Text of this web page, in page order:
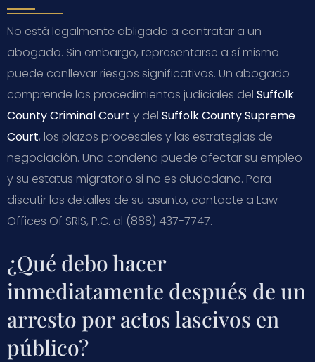
No está legalmente obligado a contratar a un
abogado. Sin embargo, representarse a sí mismo
puede conllevar riesgos significativos. Un abogado
comprende los procedimientos judiciales del Suffolk
County Criminal Court y del Suffolk County Supreme
Court, los plazos procesales y las estrategias de
negociación. Una condena puede afectar su empleo
y su estatus migratorio si no es ciudadano. Para
discutir los detalles de su asunto, contacte a Law
Offices Of SRIS, P.C. al (888) 437-7747.
¿Qué debo hacer
inmediatamente después de un
arresto por actos lascivos en
público?